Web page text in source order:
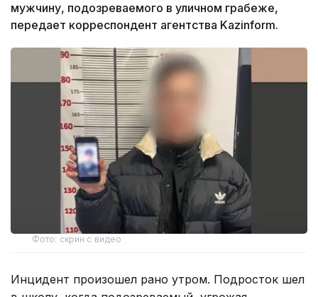
мужчину, подозреваемого в уличном грабеже,
передает корреспондент агентства Kazinform.
Фото: скрин с видео
Инцидент произошел рано утром. Подросток шел